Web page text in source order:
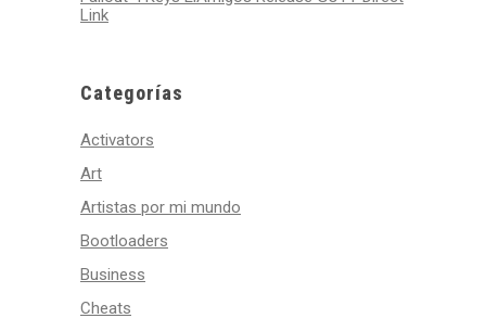
Link
Categorías
Activators
Art
Artistas por mi mundo
Bootloaders
Business
Cheats